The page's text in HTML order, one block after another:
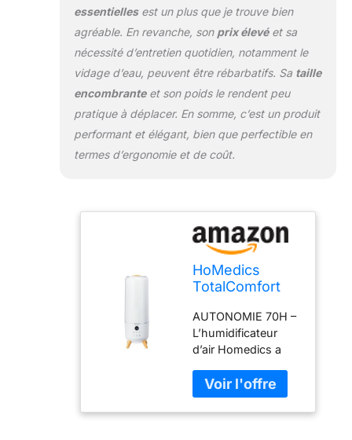
essentiellesest un plus que je trouve bien
agréable. En revanche, son prix élevéet sa
nécessité d’entretien quotidien, notamment le
vidage d’eau, peuvent être rébarbatifs. Sa taille
encombranteet son poids le rendent peu
pratique à déplacer. En somme, c’est un produit
performant et élégant, bien que perfectible en
termes d’ergonomie et de coût.
HoMedics
TotalComfort
Humidificateur
d’air
ultrasonique –
Brume froide
visible –
Remplissage
par le haut 5.6L
AUTONOMIE 70H –
L’humidificateur
d’air Homedics a
70h et s’éteint
automatiquement
quand son réservoir